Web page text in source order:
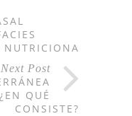
Next Post
QUÉ
CONSISTE?